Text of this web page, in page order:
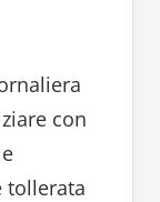
con
tollerata